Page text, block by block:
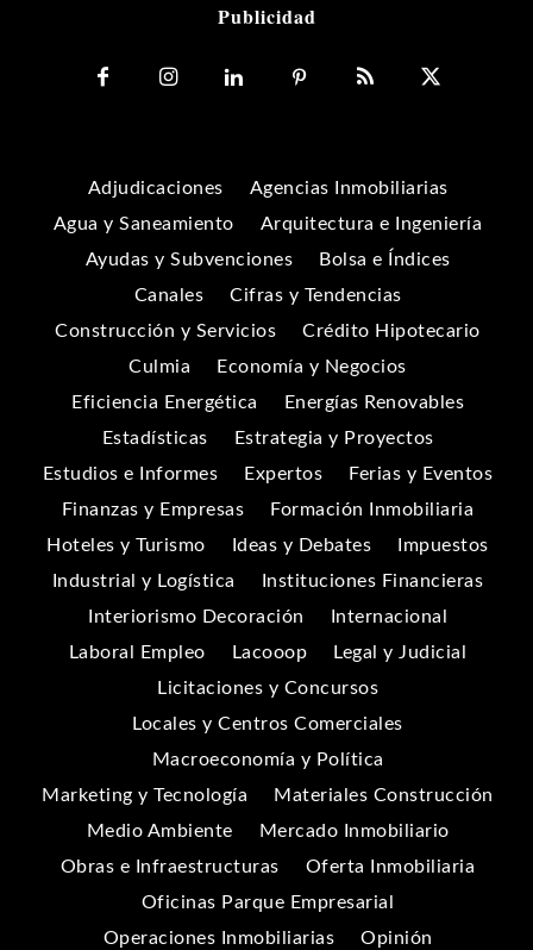
Publicidad
Adjudicaciones
Agencias Inmobiliarias
Agua y Saneamiento
Arquitectura e Ingeniería
Ayudas y Subvenciones
Bolsa e Índices
Canales
Cifras y Tendencias
Construcción y Servicios
Crédito Hipotecario
Culmia
Economía y Negocios
Eficiencia Energética
Energías Renovables
Estadísticas
Estrategia y Proyectos
Estudios e Informes
Expertos
Ferias y Eventos
Finanzas y Empresas
Formación Inmobiliaria
Hoteles y Turismo
Ideas y Debates
Impuestos
Industrial y Logística
Instituciones Financieras
Interiorismo Decoración
Internacional
Laboral Empleo
Lacooop
Legal y Judicial
Licitaciones y Concursos
Locales y Centros Comerciales
Macroeconomía y Política
Marketing y Tecnología
Materiales Construcción
Medio Ambiente
Mercado Inmobiliario
Obras e Infraestructuras
Oferta Inmobiliaria
Oficinas Parque Empresarial
Operaciones Inmobiliarias
Opinión